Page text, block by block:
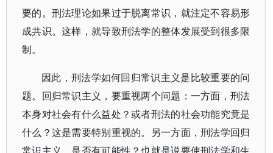
要的。刑法理论如果过于脱离常识，就注定不容易形
成共识。这样，就导致刑法学的整体发展受到很多限
制。
因此，刑法学如何回归常识主义是比较重要的问
题。回归常识主义，要重视两个问题：一方面，刑法
本身对社会有什么益处？或者刑法的社会功能究竟是
什么？这是需要特别重视的。另一方面，刑法学回归